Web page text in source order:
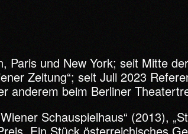
Paris und New York; seit Mitte
Zeitung“; seit Juli 2023
anderem beim Berliner
Schauspielhaus“ (2013),